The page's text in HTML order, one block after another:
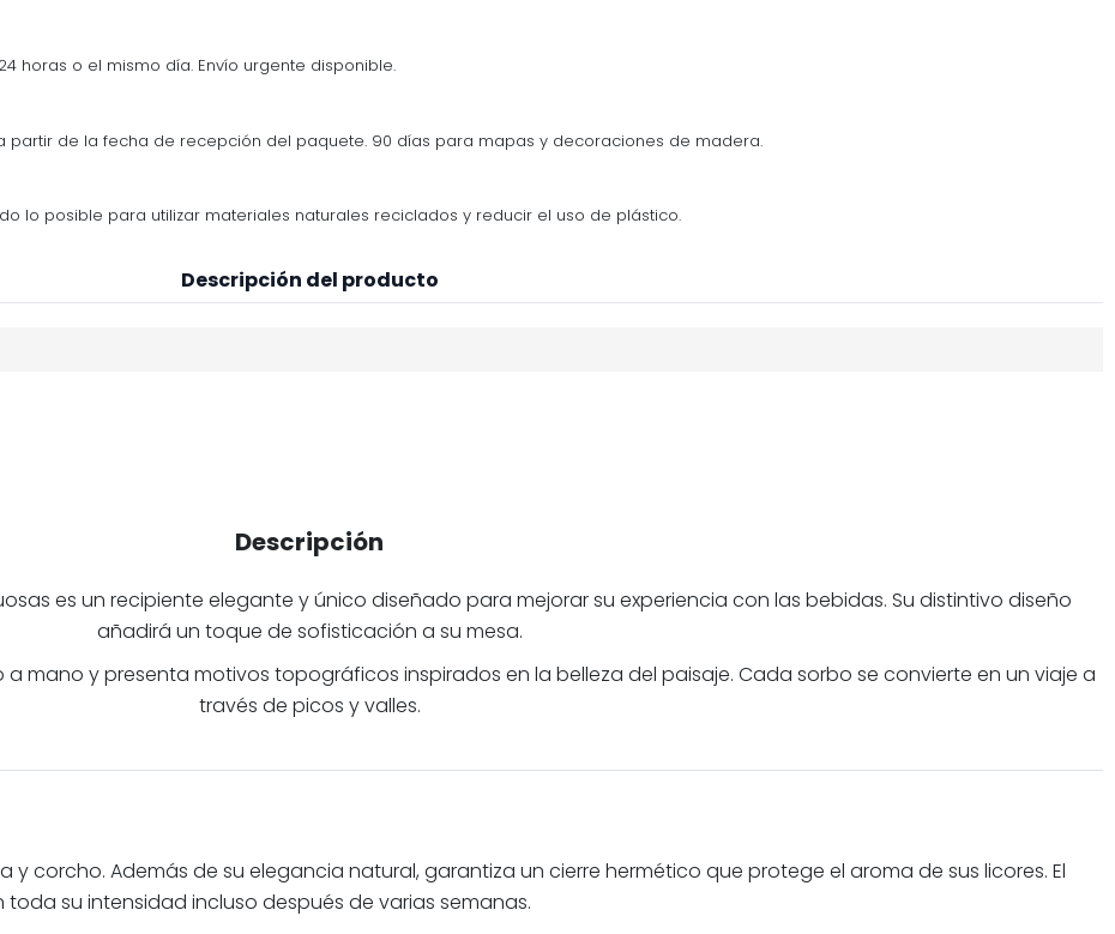
horas o el mismo día. Envío urgente disponible.
partir de la fecha de recepción del paquete. 90 días para mapas y decoraciones de madera.
lo posible para utilizar materiales naturales reciclados y reducir el uso de plástico.
Descripción del producto
Descripción
es un recipiente elegante y único diseñado para mejorar su experiencia con las bebidas. Su distintivo diseño
añadirá un toque de sofisticación a su mesa.
mano y presenta motivos topográficos inspirados en la belleza del paisaje. Cada sorbo se convierte en un viaje a
través de picos y valles.
corcho. Además de su elegancia natural, garantiza un cierre hermético que protege el aroma de sus licores. El
su intensidad incluso después de varias semanas.